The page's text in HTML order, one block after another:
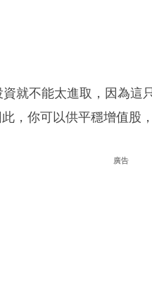
就不能太進取，因為這
，你可以供平穩增值股
廣告